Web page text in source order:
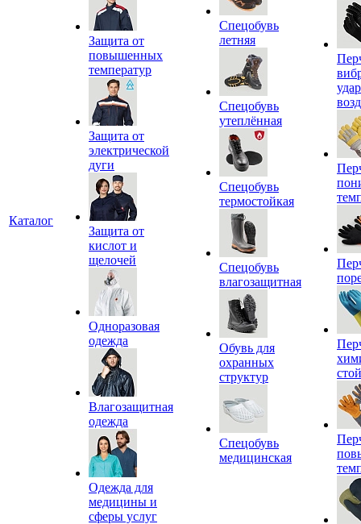
Каталог
Защита от
повышенных
температур
Защита от
электрической
дуги
Защита от
кислот и
щелочей
Одноразовая
одежда
Влагозащитная
одежда
Одежда для
медицины и
сферы услуг
Спецобувь
летняя
Спецобувь
утеплённая
Спецобувь
термостойкая
Спецобувь
влагозащитная
Обувь для
охранных
структур
Спецобувь
медицинская